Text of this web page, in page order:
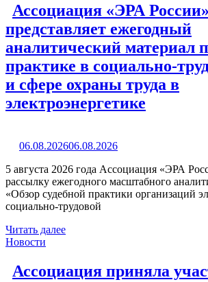
Ассоциация «ЭРА России»
представляет ежегодный
аналитический материал
практике в социально-
и сфере охраны труда в
электроэнергетике
06.08.202606.08.2026
5 августа 2026 года Ассоциация «ЭРА
рассылку ежегодного масштабного
«Обзор судебной практики организаций
социально-трудовой
Читать далее
Новости
Ассоциация приняла